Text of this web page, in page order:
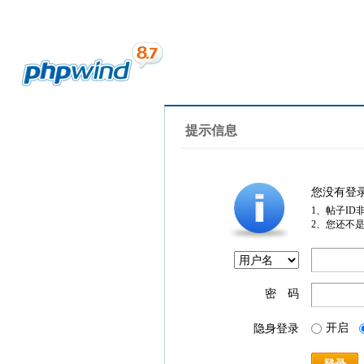
提示信息
您没有登
1、帖子ID
2、您还不
密 码
隐身登录 开启